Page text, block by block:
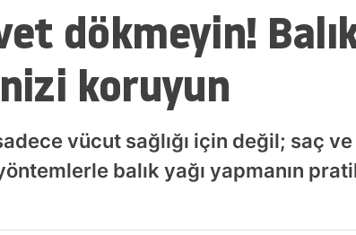
dökmeyin!
koruyun
vücut sağlığı için değil; saç
balık yağı yapmanın